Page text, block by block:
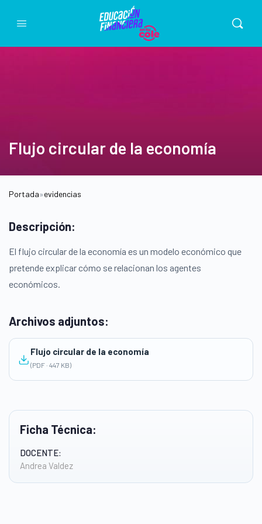
Flujo circular de la economía
Portada»evidencias
Ficha Técnica:
DOCENTE:
Andrea Valdez
Descripción:
El flujo circular de la economía es un modelo económico que
pretende explicar cómo se relacionan los agentes
económicos.
Archivos adjuntos:
Flujo circular de la economía
(PDF · 447 KB)